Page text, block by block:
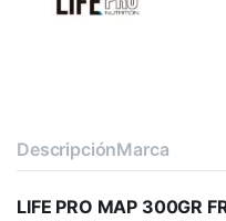
DescripciónMarca
LIFE PRO MAP 300GR